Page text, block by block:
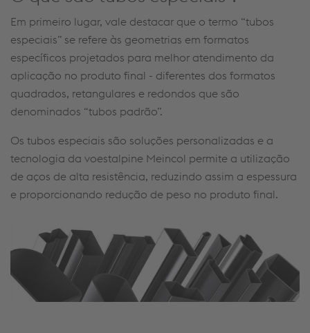
Em primeiro lugar, vale destacar que o termo “tubos
especiais” se refere às geometrias em formatos
específicos projetados para melhor atendimento da
aplicação no produto final - diferentes dos formatos
quadrados, retangulares e redondos que são
denominados “tubos padrão”.
Os tubos especiais são soluções personalizadas e a
tecnologia da voestalpine Meincol permite a utilização
de aços de alta resistência, reduzindo assim a espessura
e proporcionando redução de peso no produto final.